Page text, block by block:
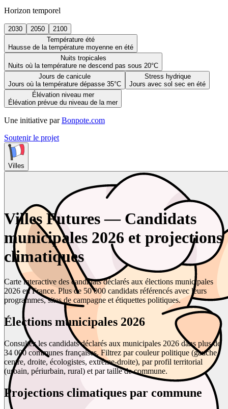
Horizon temporel
2030 2050
2100
Température été
Hausse de la température moyenne en été
Nuits tropicales
Nuits où la température ne descend pas sous 20°C
Jours de canicule
Jours où la température dépasse 35°C
Stress hydrique
Jours avec sol sec en été
Élévation niveau mer
Élévation prévue du niveau de la mer
Une initiative par Bonpote.com
Soutenir le projet
Villes
Villes Futures — Candidats
municipales 2026 et projections
climatiques
Carte interactive des candidats déclarés aux élections municipales
2026 en France. Plus de 50 000 candidats référencés avec leurs
programmes, sites de campagne et étiquettes politiques.
Élections municipales 2026
Consultez les candidats déclarés aux municipales 2026 dans plus de
34 000 communes françaises. Filtrez par couleur politique (gauche,
centre, droite, écologistes, extrême-droite), par profil territorial
(urbain, périurbain, rural) et par taille de commune.
Projections climatiques par commune